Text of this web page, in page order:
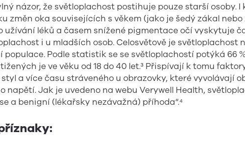
názor, že světloplachost postihuje pouze starší osoby. I
změn oka souvisejících s věkem (jako je šedý zákal nebo
užívání léků a časem snížené pigmentace očí vyskytuje
i u mladších osob. Celosvětově je světloplachost
populace. Podle statistik se se světloplachostí potýká 66
je ve věku od 18 do 40 let.³ Přispívají k tomu
a více času stráveného u obrazovky, které vyvolávají
napětí. Jak je uvedeno na webu Verywell Health,
a benigní (lékařsky nezávažná) příhoda“.⁴